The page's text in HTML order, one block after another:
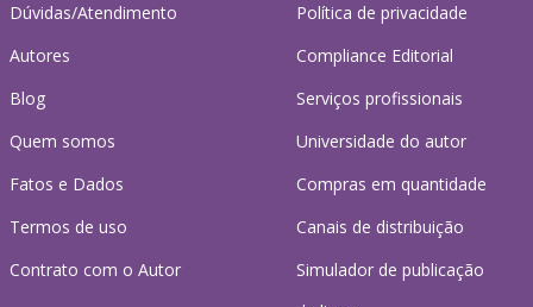
Dúvidas/Atendimento
Autores
Blog
Quem somos
Fatos e Dados
Termos de uso
Contrato com o Autor
Política de privacidade
Compliance Editorial
Serviços profissionais
Universidade do autor
Compras em quantidade
Canais de distribuição
Simulador de publicação